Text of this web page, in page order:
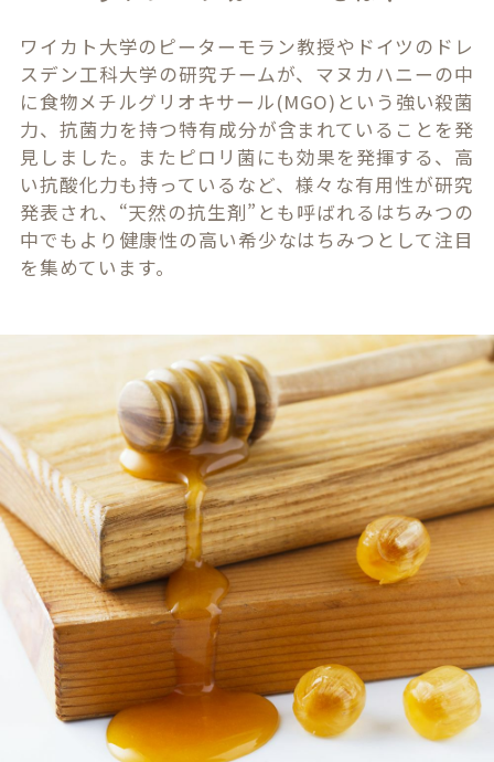
ワイカト大学のピーターモラン教授やドイツのドレ
スデン工科大学の研究チームが、マヌカハニーの中
に食物メチルグリオキサール(MGO)という強い殺菌
力、抗菌力を持つ特有成分が含まれていることを発
見しました。またピロリ菌にも効果を発揮する、高
い抗酸化力も持っているなど、様々な有用性が研究
発表され、“天然の抗生剤”とも呼ばれるはちみつの
中でもより健康性の高い希少なはちみつとして注目
を集めています。